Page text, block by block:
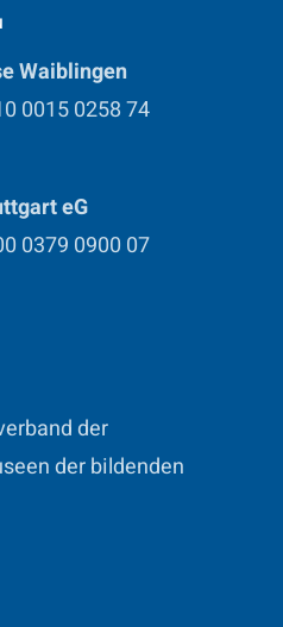
Waiblingen
0015 0258 74
eG
0379 0900 07
der
der bildenden